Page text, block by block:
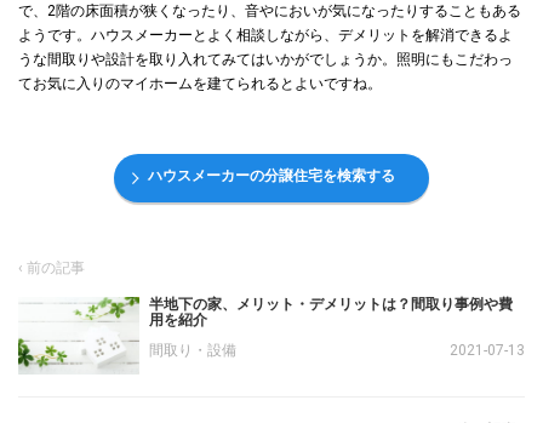
で、2階の床面積が狭くなったり、音やにおいが気になったりすることもある
ようです。ハウスメーカーとよく相談しながら、デメリットを解消できるよ
うな間取りや設計を取り入れてみてはいかがでしょうか。照明にもこだわっ
てお気に入りのマイホームを建てられるとよいですね。
ハウスメーカーの分譲住宅を検索する
半地下の家、メリット・デメリットは？間取り事例や費
用を紹介
間取り・設備
2021-07-13